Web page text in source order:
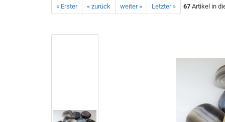
« Erster « zurück weiter » Letzter » 67 Artikel in